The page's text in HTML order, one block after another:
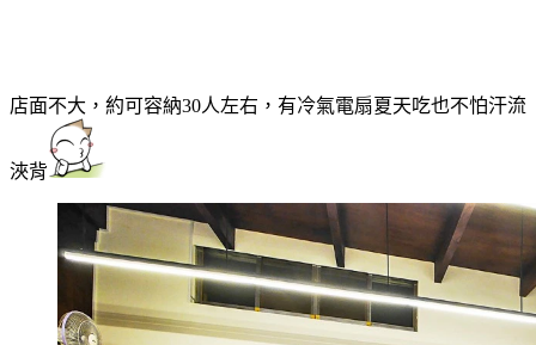
店面不大，約可容納30人左右，有冷氣電扇夏天吃也不怕汗流
浹背